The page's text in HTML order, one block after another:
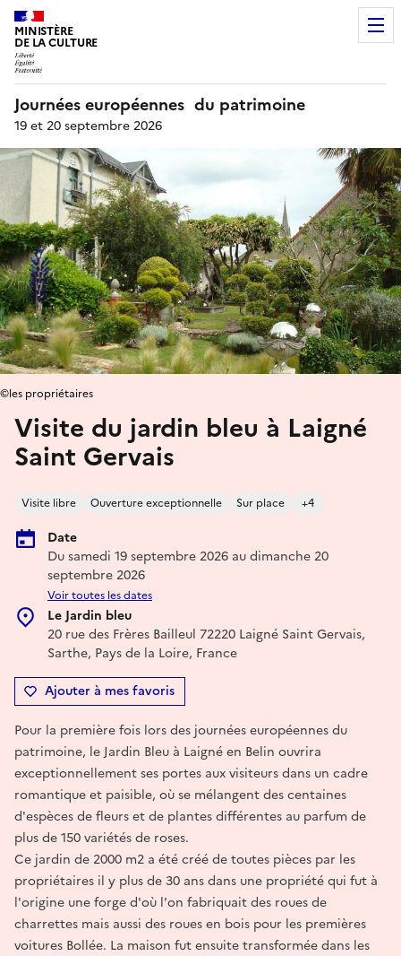
MINISTÈRE
DE LA CULTURE
Journées européennes du patrimoine
19 et 20 septembre 2026
Visite du jardin bleu à Laigné
Saint Gervais
Visite libre Ouverture exceptionnelle Sur place +4
Date
Du samedi 19 septembre 2026 au dimanche 20
septembre 2026
Voir toutes les dates
Le Jardin bleu
20 rue des Frères Bailleul 72220 Laigné Saint Gervais,
Sarthe, Pays de la Loire, France
Ajouter à mes favoris
©les propriétaires
Pour la première fois lors des journées européennes du
patrimoine, le Jardin Bleu à Laigné en Belin ouvrira
exceptionnellement ses portes aux visiteurs dans un cadre
romantique et paisible, où se mélangent des centaines
d'espèces de fleurs et de plantes différentes au parfum de
plus de 150 variétés de roses.
Ce jardin de 2000 m2 a été créé de toutes pièces par les
propriétaires il y plus de 30 ans dans une propriété qui fut à
l'origine une forge d'où l'on fabriquait des roues de
charrettes mais aussi des roues en bois pour les premières
voitures Bollée. La maison fut ensuite transformée dans les